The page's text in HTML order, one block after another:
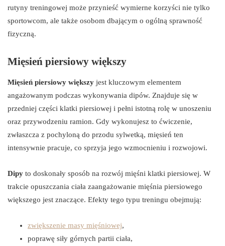
rutyny treningowej może przynieść wymierne korzyści nie tylko
sportowcom, ale także osobom dbającym o ogólną sprawność
fizyczną.
Mięsień piersiowy większy
Mięsień piersiowy większy jest kluczowym elementem
angażowanym podczas wykonywania dipów. Znajduje się w
przedniej części klatki piersiowej i pełni istotną rolę w unoszeniu
oraz przywodzeniu ramion. Gdy wykonujesz to ćwiczenie,
zwłaszcza z pochyloną do przodu sylwetką, mięsień ten
intensywnie pracuje, co sprzyja jego wzmocnieniu i rozwojowi.
Dipy to doskonały sposób na rozwój mięśni klatki piersiowej. W
trakcie opuszczania ciała zaangażowanie mięśnia piersiowego
większego jest znaczące. Efekty tego typu treningu obejmują:
zwiększenie masy mięśniowej,
poprawę siły górnych partii ciała,